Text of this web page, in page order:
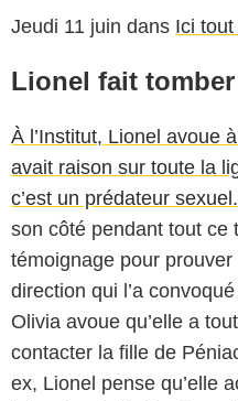
Jeudi 11 juin dans Ici
Lionel fait
À l’Institut, Lionel avoue
avait raison sur toute la
c’est un prédateur sexuel.
son côté pendant tout ce
témoignage pour prouver
direction qui l’a
Olivia avoue qu’elle a
contacter la fille de
ex, Lionel pense qu’elle